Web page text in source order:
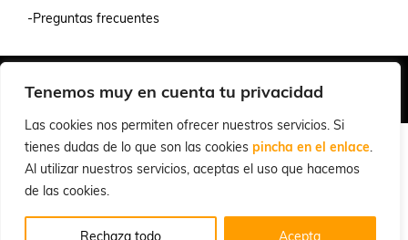
Tenemos muy en cuenta tu privacidad
Las cookies nos permiten ofrecer nuestros servicios. Si
tienes dudas de lo que son las cookies pincha en el enlace.
Al utilizar nuestros servicios, aceptas el uso que hacemos
de las cookies.
Rechaza todo Acepta
-Preguntas frecuentes
© 2026 Cuchillalia.com